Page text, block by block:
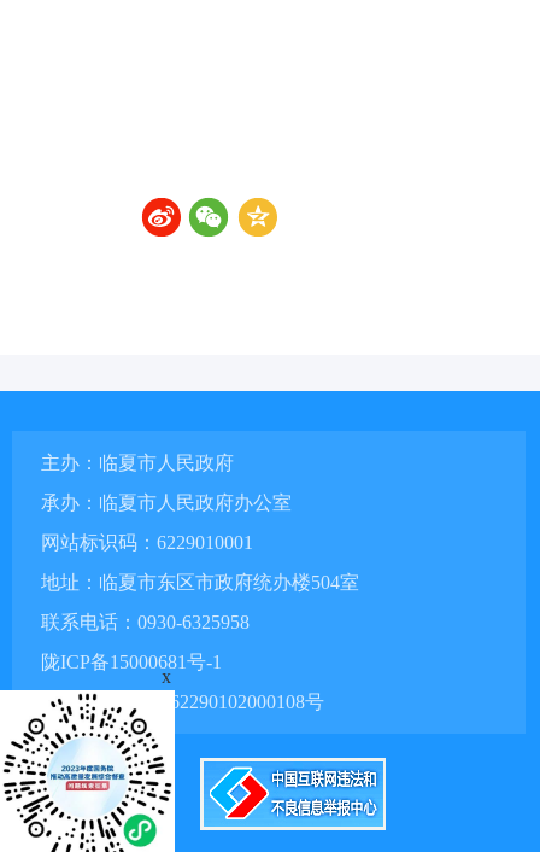
主办：临夏市人民政府
承办：临夏市人民政府办公室
网站标识码：6229010001
地址：临夏市东区市政府统办楼504室
联系电话：0930-6325958
陇ICP备15000681号-1
甘公网安备 62290102000108号
x